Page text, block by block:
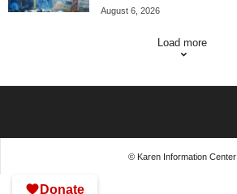
August 6, 2026
Load more
© Karen Information Center
Donate